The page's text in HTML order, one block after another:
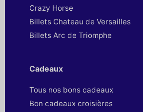
Crazy Horse
Billets Chateau de Versailles
Billets Arc de Triomphe
Cadeaux
Tous nos bons cadeaux
Bon cadeaux croisières